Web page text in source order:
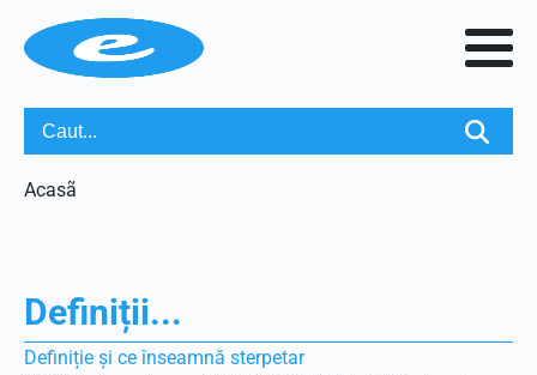
Acasã
Definiții...
Definiție și ce înseamnă sterpetar